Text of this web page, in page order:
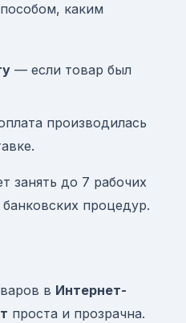
каким
— если товар был
производилась
занять до 7 рабочих
процедур.
в Интернет-
проста и прозрачна.